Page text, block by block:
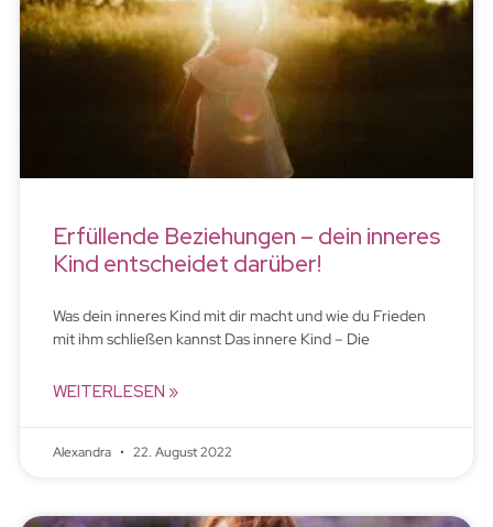
Erfüllende Beziehungen – dein inneres
Kind entscheidet darüber!
Was dein inneres Kind mit dir macht und wie du Frieden
mit ihm schließen kannst Das innere Kind – Die
WEITERLESEN »
Alexandra 22. August 2022